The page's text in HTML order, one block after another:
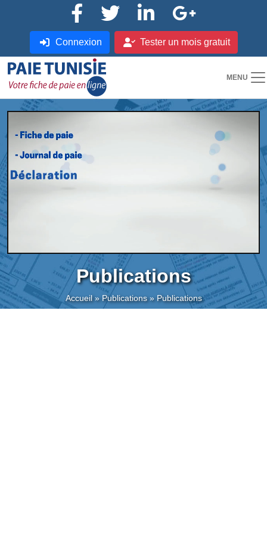
Connexion Tester un mois gratuit
MENU
Publications
Accueil»Publications»Publications